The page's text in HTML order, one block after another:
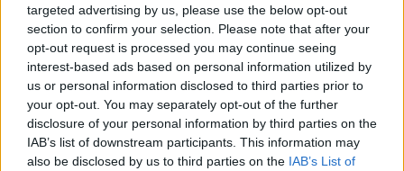
targeted advertising by us, please use the below opt-out
section to confirm your selection. Please note that after your
opt-out request is processed you may continue seeing
interest-based ads based on personal information utilized by
us or personal information disclosed to third parties prior to
your opt-out. You may separately opt-out of the further
disclosure of your personal information by third parties on the
IAB’s list of downstream participants. This information may
also be disclosed by us to third parties on the IAB’s List of
Raktažodžiai
edas butvilas vimbldonas
turnyras
VE.lt naujienos
Komentarai